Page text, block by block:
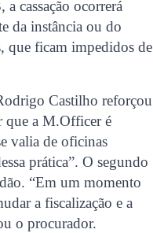
cassação ocorrerá
da instância ou do
que ficam impedidos de
Castilho reforçou
que a M.Officer é
valia de oficinas
prática”. O segundo
“Em um momento
a fiscalização e a
o procurador.